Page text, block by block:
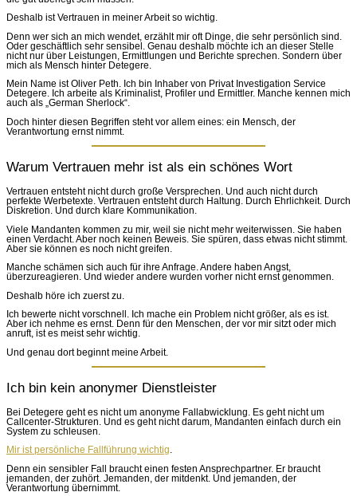
Deshalb ist Vertrauen in meiner Arbeit so wichtig.
Denn wer sich an mich wendet, erzählt mir oft Dinge, die sehr persönlich sind.
Oder geschäftlich sehr sensibel. Genau deshalb möchte ich an dieser Stelle
nicht nur über Leistungen, Ermittlungen und Berichte sprechen. Sondern über
mich als Mensch hinter Detegere.
Mein Name ist Oliver Peth. Ich bin Inhaber von Privat Investigation Service
Detegere. Ich arbeite als Kriminalist, Profiler und Ermittler. Manche kennen mich
auch als „German Sherlock“.
Doch hinter diesen Begriffen steht vor allem eines: ein Mensch, der
Verantwortung ernst nimmt.
Warum Vertrauen mehr ist als ein schönes Wort
Vertrauen entsteht nicht durch große Versprechen. Und auch nicht durch
perfekte Werbetexte. Vertrauen entsteht durch Haltung. Durch Ehrlichkeit. Durch
Diskretion. Und durch klare Kommunikation.
Viele Mandanten kommen zu mir, weil sie nicht mehr weiterwissen. Sie haben
einen Verdacht. Aber noch keinen Beweis. Sie spüren, dass etwas nicht stimmt.
Aber sie können es noch nicht greifen.
Manche schämen sich auch für ihre Anfrage. Andere haben Angst,
überzureagieren. Und wieder andere wurden vorher nicht ernst genommen.
Deshalb höre ich zuerst zu.
Ich bewerte nicht vorschnell. Ich mache ein Problem nicht größer, als es ist.
Aber ich nehme es ernst. Denn für den Menschen, der vor mir sitzt oder mich
anruft, ist es meist sehr wichtig.
Und genau dort beginnt meine Arbeit.
Ich bin kein anonymer Dienstleister
Bei Detegere geht es nicht um anonyme Fallabwicklung. Es geht nicht um
Callcenter-Strukturen. Und es geht nicht darum, Mandanten einfach durch ein
System zu schleusen.
Mir ist persönliche Fallführung wichtig
Denn ein sensibler Fall braucht einen festen Ansprechpartner. Er braucht
jemanden, der zuhört. Jemanden, der mitdenkt. Und jemanden, der
Verantwortung übernimmt.